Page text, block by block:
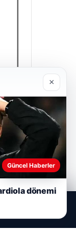
×
Güncel Haberler
dönemi